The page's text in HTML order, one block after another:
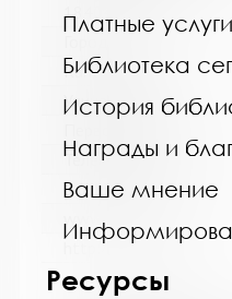
Платные услуги
Библиотека
История
Награды и
Ваше мнение
Ресурсы
184042
Кандалакша
Улица, дом:
Телефон:
8 (81533) 9-21-92
www:
http://cbskanda.ru